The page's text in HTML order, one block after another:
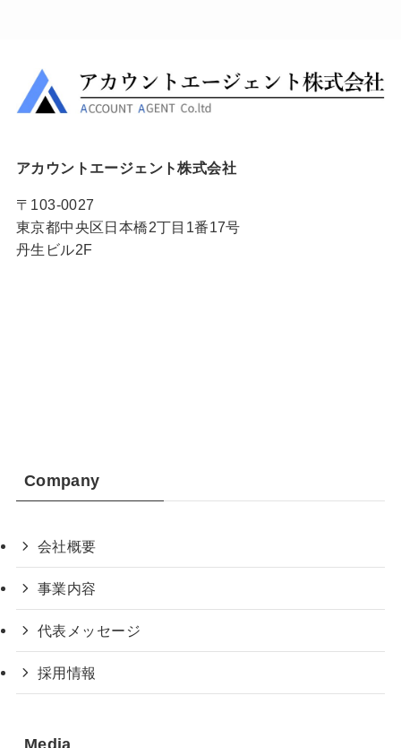
アカウントエージェント株式会社
〒103-0027
東京都中央区日本橋2丁目1番17号
丹生ビル2F
Company
会社概要
事業内容
代表メッセージ
採用情報
Media